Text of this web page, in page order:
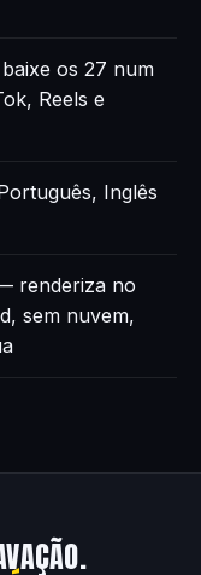
os 27 num
Reels e
Inglês
renderiza no
sem nuvem,